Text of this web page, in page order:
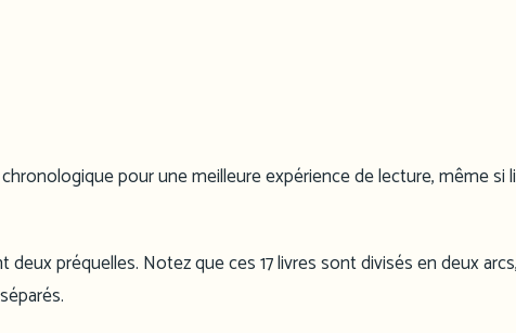
pour une meilleure expérience de lecture, même si
préquelles. Notez que ces 17 livres sont divisés en deux